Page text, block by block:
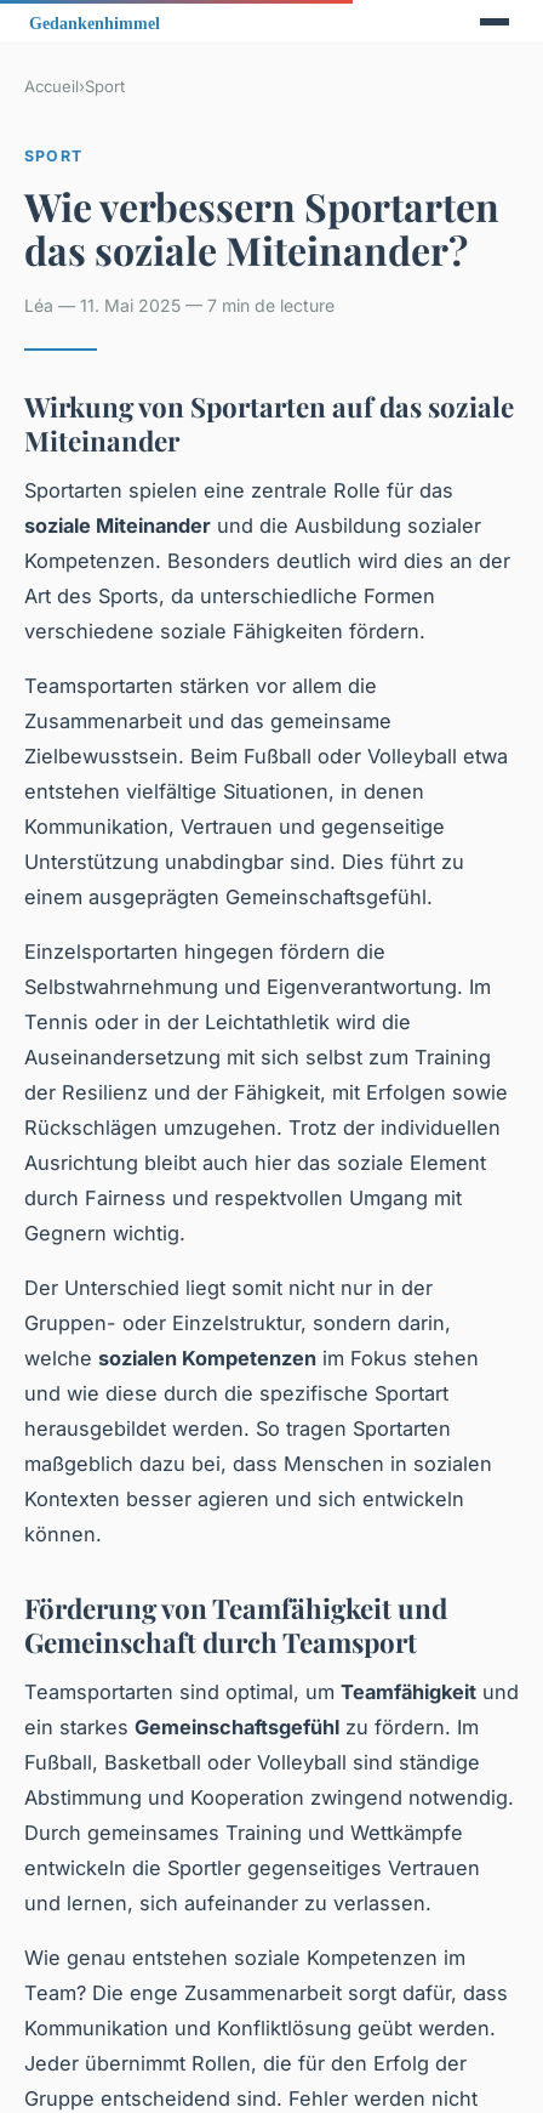
Accueil›Sport
SPORT
Wie verbessern Sportarten
das soziale Miteinander?
Léa — 11. Mai 2025 — 7 min de lecture
Wirkung von Sportarten auf das soziale
Miteinander
Sportarten spielen eine zentrale Rolle für das
soziale Miteinander und die Ausbildung sozialer
Kompetenzen. Besonders deutlich wird dies an der
Art des Sports, da unterschiedliche Formen
verschiedene soziale Fähigkeiten fördern.
Teamsportarten stärken vor allem die
Zusammenarbeit und das gemeinsame
Zielbewusstsein. Beim Fußball oder Volleyball etwa
entstehen vielfältige Situationen, in denen
Kommunikation, Vertrauen und gegenseitige
Unterstützung unabdingbar sind. Dies führt zu
einem ausgeprägten Gemeinschaftsgefühl.
Einzelsportarten hingegen fördern die
Selbstwahrnehmung und Eigenverantwortung. Im
Tennis oder in der Leichtathletik wird die
Auseinandersetzung mit sich selbst zum Training
der Resilienz und der Fähigkeit, mit Erfolgen sowie
Rückschlägen umzugehen. Trotz der individuellen
Ausrichtung bleibt auch hier das soziale Element
durch Fairness und respektvollen Umgang mit
Gegnern wichtig.
Der Unterschied liegt somit nicht nur in der
Gruppen- oder Einzelstruktur, sondern darin,
welche sozialen Kompetenzen im Fokus stehen
und wie diese durch die spezifische Sportart
herausgebildet werden. So tragen Sportarten
maßgeblich dazu bei, dass Menschen in sozialen
Kontexten besser agieren und sich entwickeln
können.
Förderung von Teamfähigkeit und
Gemeinschaft durch Teamsport
Teamsportarten sind optimal, um Teamfähigkeit und
ein starkes Gemeinschaftsgefühl zu fördern. Im
Fußball, Basketball oder Volleyball sind ständige
Abstimmung und Kooperation zwingend notwendig.
Durch gemeinsames Training und Wettkämpfe
entwickeln die Sportler gegenseitiges Vertrauen
und lernen, sich aufeinander zu verlassen.
Wie genau entstehen soziale Kompetenzen im
Team? Die enge Zusammenarbeit sorgt dafür, dass
Kommunikation und Konfliktlösung geübt werden.
Jeder übernimmt Rollen, die für den Erfolg der
Gruppe entscheidend sind. Fehler werden nicht